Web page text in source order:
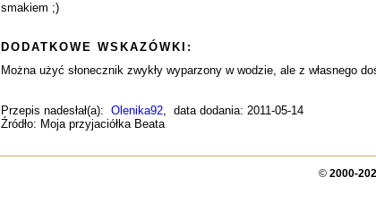
smakiem ;)
DODATKOWE WSKAZÓWKI:
Można użyć słonecznik zwykły wyparzony w wodzie, ale z własnego
Przepis nadesłał(a): Olenika92, data dodania: 2011-05-14
Źródło: Moja przyjaciółka Beata
© 2000-